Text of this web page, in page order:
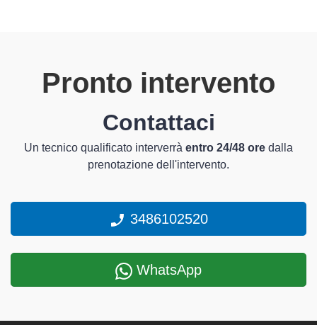
Pronto intervento
Contattaci
Un tecnico qualificato interverrà entro 24/48 ore dalla
prenotazione dell'intervento.
3486102520
WhatsApp